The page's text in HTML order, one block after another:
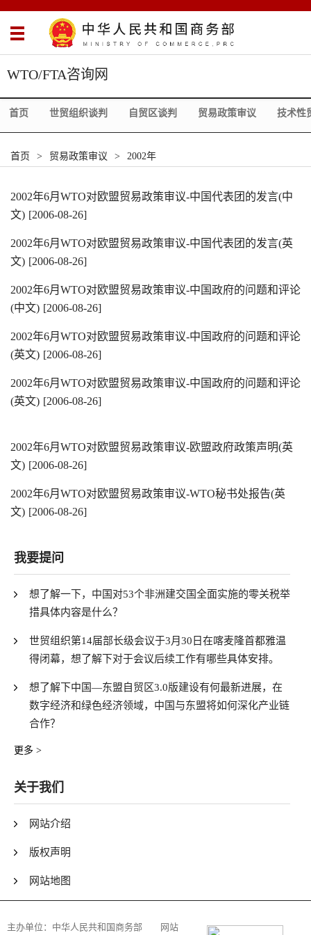
WTO/FTA咨询网
首页 世贸组织谈判 自贸区谈判 贸易政策审议 技术性
首页 > 贸易政策审议 > 2002年
2002年6月WTO对欧盟贸易政策审议-中国代表团的发言(中
文) [2006-08-26]
2002年6月WTO对欧盟贸易政策审议-中国代表团的发言(英
文) [2006-08-26]
2002年6月WTO对欧盟贸易政策审议-中国政府的问题和评论
(中文) [2006-08-26]
2002年6月WTO对欧盟贸易政策审议-中国政府的问题和评论
(英文) [2006-08-26]
2002年6月WTO对欧盟贸易政策审议-中国政府的问题和评论
(英文) [2006-08-26]
2002年6月WTO对欧盟贸易政策审议-欧盟政府政策声明(英
文) [2006-08-26]
2002年6月WTO对欧盟贸易政策审议-WTO秘书处报告(英
文) [2006-08-26]
我要提问
想了解一下，中国对53个非洲建交国全面实施的零关税举
措具体内容是什么？
世贸组织第14届部长级会议于3月30日在喀麦隆首都雅温
得闭幕，想了解下对于会议后续工作有哪些具体安排。
想了解下中国—东盟自贸区3.0版建设有何最新进展，在
数字经济和绿色经济领域，中国与东盟将如何深化产业链
合作？
更多 >
关于我们
网站介绍
版权声明
网站地图
主办单位： 中华人民共和国商务部 网站